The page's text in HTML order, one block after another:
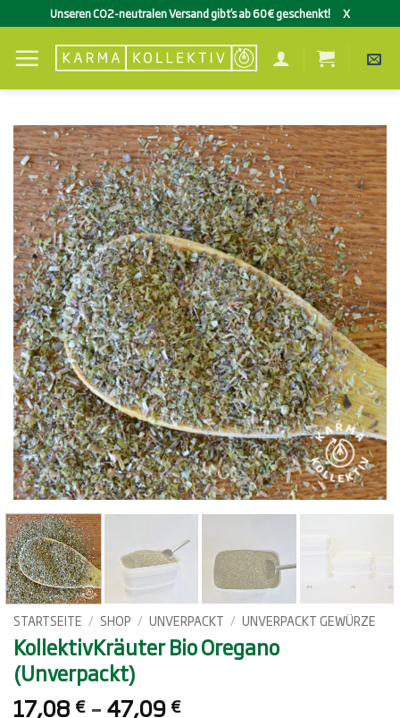
Inhalt
springen
Unseren CO2-neutralen Versand gibt’s ab 60€ geschenkt! X
STARTSEITE / SHOP / UNVERPACKT / UNVERPACKT GEWÜRZE
KollektivKräuter Bio Oregano
(Unverpackt)
17,08 € –47,09 €Preisspanne: